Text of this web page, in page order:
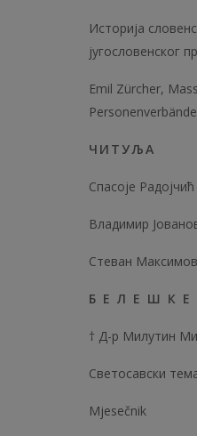
Историја
југословенског
Emil Zürcher,
ЧИТУЉА
Спасоје Радојчић
Владимир
Стеван
Б Е Л Е Ш К Е
† Д-р Милутин
Светосавски
Mjesečnik